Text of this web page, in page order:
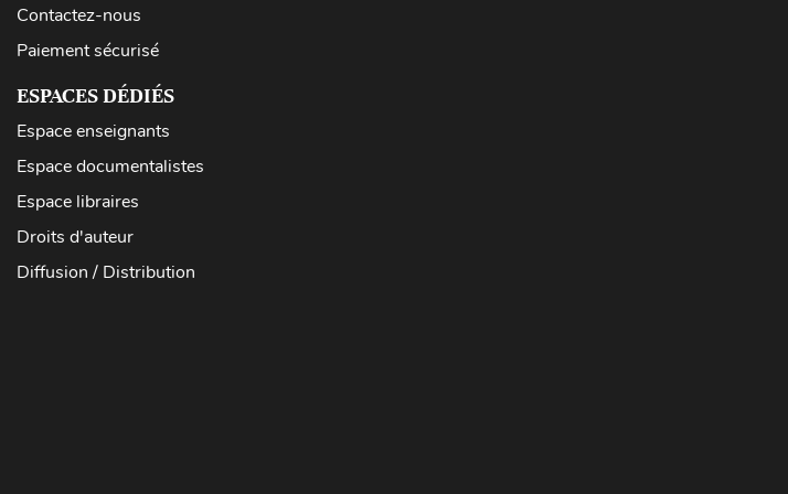
Contactez-nous
Paiement sécurisé
ESPACES DÉDIÉS
Espace enseignants
Espace documentalistes
Espace libraires
Droits d'auteur
Diffusion / Distribution